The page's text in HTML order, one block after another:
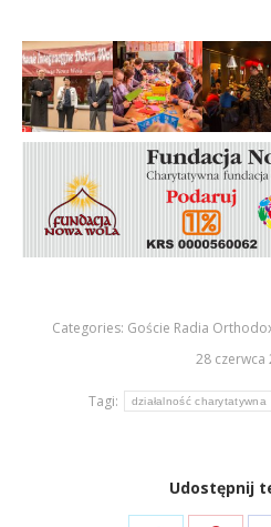
Categories: Goście Radia
28 czerwca
Tagi: działalność charytatywna
Udostępnij